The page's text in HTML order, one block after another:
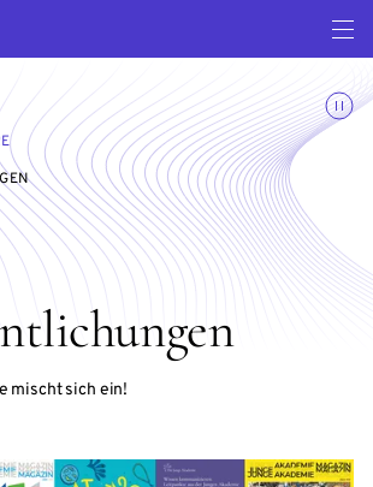
Menü
mischt sich ein!